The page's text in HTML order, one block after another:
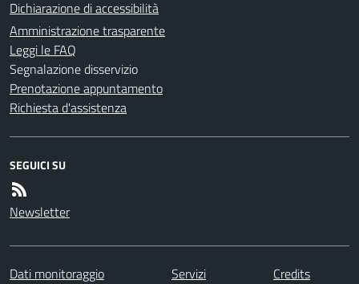
Dichiarazione di accessibilità
Amministrazione trasparente
Leggi le FAQ
Segnalazione disservizio
Prenotazione appuntamento
Richiesta d'assistenza
SEGUICI SU
Newsletter
Dati monitoraggio Servizi
Credits